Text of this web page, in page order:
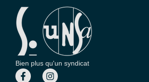
Bien plus qu'un syndicat